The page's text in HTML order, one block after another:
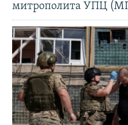
митрополита УПЦ